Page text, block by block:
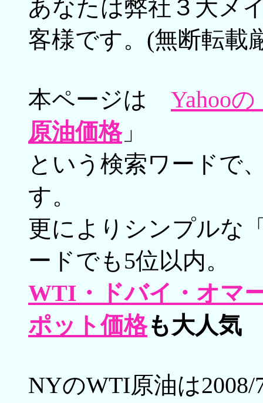
あなたは弊社３大メ
客様です。(無断転載
本ページは Yahooの
原油価格」
という検索ワードで
す。
更によりシンプルな
ードでも5位以内。
WTI・ドバイ・オマ
ポット価格も大人気
NYのWTI原油は